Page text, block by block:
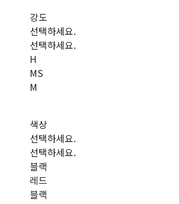
강도
선택하세요.
선택하세요.
H
MS
M
색상
선택하세요.
선택하세요.
블랙
레드
블랙